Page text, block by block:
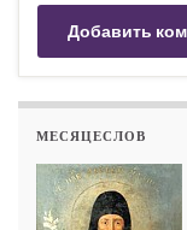
МЕСЯЦЕСЛОВ